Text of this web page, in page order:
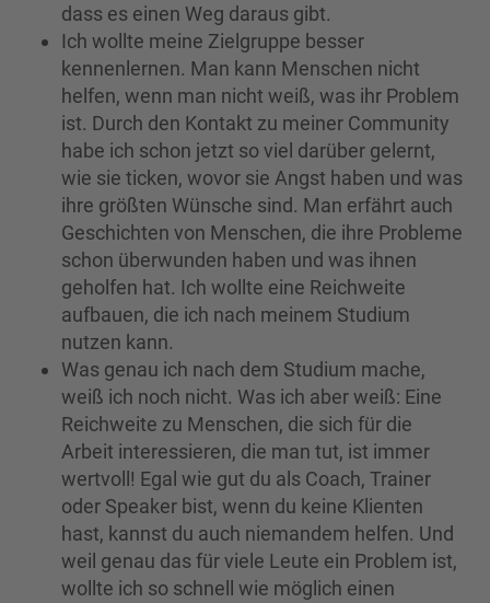
dass es einen Weg daraus gibt.
Ich wollte meine Zielgruppe besser
kennenlernen. Man kann Menschen nicht
helfen, wenn man nicht weiß, was ihr Problem
ist. Durch den Kontakt zu meiner Community
habe ich schon jetzt so viel darüber gelernt,
wie sie ticken, wovor sie Angst haben und was
ihre größten Wünsche sind. Man erfährt auch
Geschichten von Menschen, die ihre Probleme
schon überwunden haben und was ihnen
geholfen hat. Ich wollte eine Reichweite
aufbauen, die ich nach meinem Studium
nutzen kann.
Was genau ich nach dem Studium mache,
weiß ich noch nicht. Was ich aber weiß: Eine
Reichweite zu Menschen, die sich für die
Arbeit interessieren, die man tut, ist immer
wertvoll! Egal wie gut du als Coach, Trainer
oder Speaker bist, wenn du keine Klienten
hast, kannst du auch niemandem helfen. Und
weil genau das für viele Leute ein Problem ist,
wollte ich so schnell wie möglich einen